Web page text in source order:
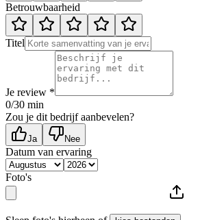
Betrouwbaarheid
Titel
Je review *
0/30 min
Zou je dit bedrijf aanbevelen?
Ja Nee
Datum van ervaring
Foto's